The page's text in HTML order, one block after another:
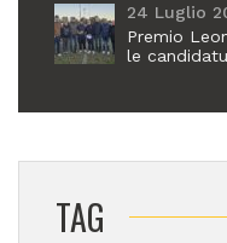
24 Luglio
Premio
le
TAG